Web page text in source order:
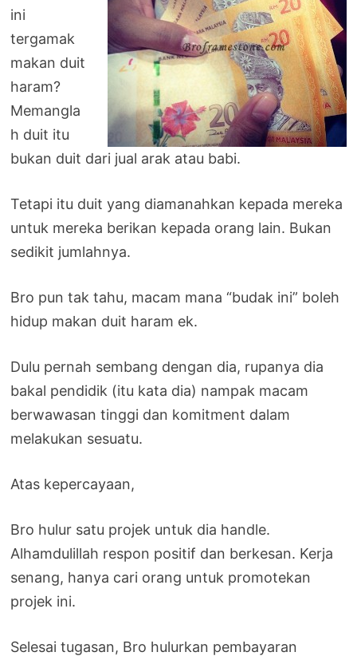
ini
tergamak
makan duit
haram?
Memangla
h duit itu
bukan duit dari jual arak atau babi.
Tetapi itu duit yang diamanahkan kepada mereka
untuk mereka berikan kepada orang lain. Bukan
sedikit jumlahnya.
Bro pun tak tahu, macam mana “budak ini” boleh
hidup makan duit haram ek.
Dulu pernah sembang dengan dia, rupanya dia
bakal pendidik (itu kata dia) nampak macam
berwawasan tinggi dan komitment dalam
melakukan sesuatu.
Atas kepercayaan,
Bro hulur satu projek untuk dia handle.
Alhamdulillah respon positif dan berkesan. Kerja
senang, hanya cari orang untuk promotekan
projek ini.
Selesai tugasan, Bro hulurkan pembayaran